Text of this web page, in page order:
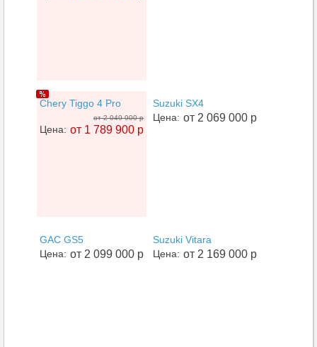
Chery Tiggo 4 Pro
от 2 049 900 р
от 1 789 900 р
Цена:
Suzuki SX4
от 2 069 000 р
Цена:
GAC GS5
от 2 099 000 р
Цена:
Suzuki Vitara
от 2 169 000 р
Цена: